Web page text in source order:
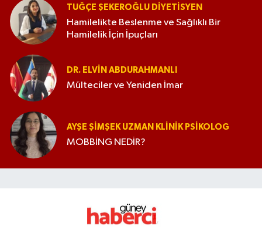
TUĞÇE ŞEKEROĞLU DIYETISYEN
Hamilelikte Beslenme ve Sağlıklı Bir
Hamilelik İçin İpuçları
DR. ELVIN ABDURAHMANLI
Mülteciler ve Yeniden İmar
AYŞE ŞIMŞEK UZMAN KLINIK PSIKOLOG
MOBBİNG NEDİR?